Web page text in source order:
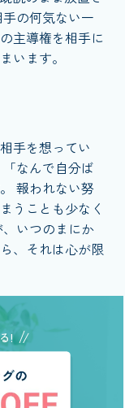
の何気ない一
主導権を相手に
います。
手を想ってい
なんで自分ば
報われない努
うことも少なく
いつのまにか
、それは心が限
!